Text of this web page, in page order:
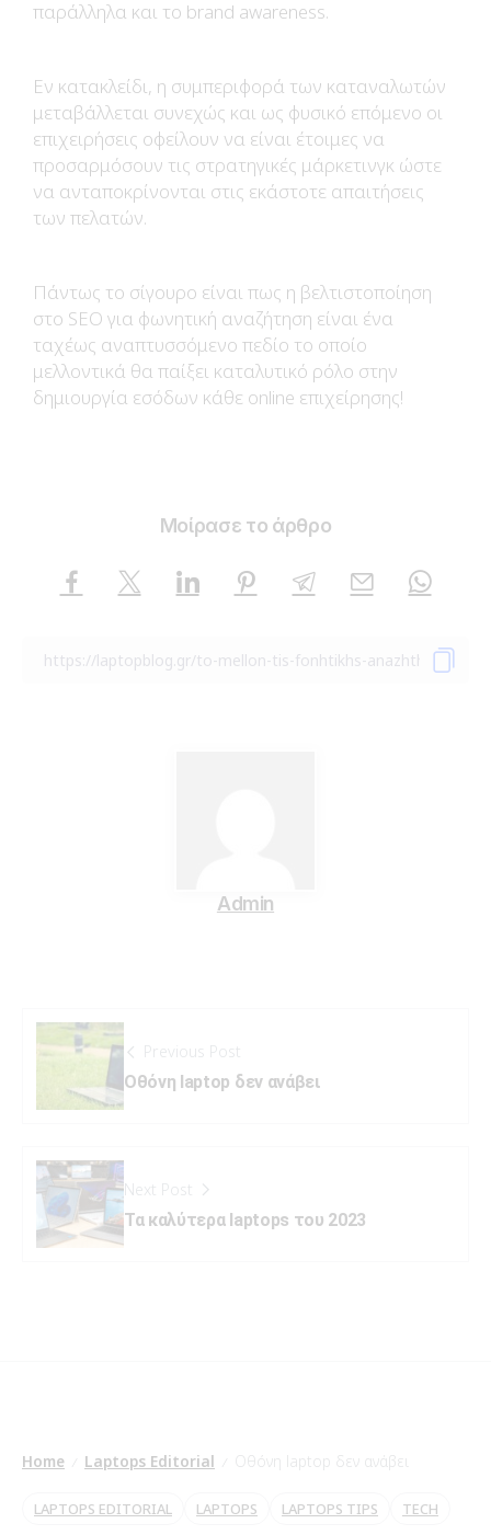
παράλληλα και το brand awareness.
Εν κατακλείδι, η συμπεριφορά των καταναλωτών
μεταβάλλεται συνεχώς και ως φυσικό επόμενο οι
επιχειρήσεις οφείλουν να είναι έτοιμες να
προσαρμόσουν τις στρατηγικές μάρκετινγκ ώστε
να ανταποκρίνονται στις εκάστοτε απαιτήσεις
των πελατών.
Πάντως το σίγουρο είναι πως η βελτιστοποίηση
στο SEO για φωνητική αναζήτηση είναι ένα
ταχέως αναπτυσσόμενο πεδίο το οποίο
μελλοντικά θα παίξει καταλυτικό ρόλο στην
δημιουργία εσόδων κάθε online επιχείρησης!
Μοίρασε το άρθρο
Admin
Previous Post
Οθόνη laptop δεν ανάβει
Next Post
Τα καλύτερα laptops του 2023
Home Laptops Editorial Οθόνη laptop δεν ανάβει
LAPTOPS EDITORIAL LAPTOPS LAPTOPS TIPS TECH